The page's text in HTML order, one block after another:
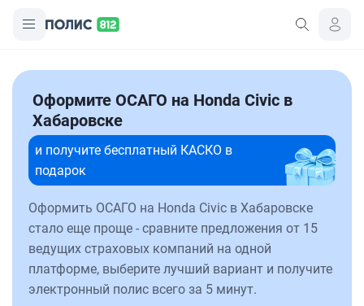
Оформите ОСАГО на Honda Civic в
Хабаровске
и получите бесплатный КАСКО в
подарок
Оформить ОСАГО на Honda Civic в Хабаровске
стало еще проще - сравните предложения от 15
ведущих страховых компаний на одной
платформе, выберите лучший вариант и получите
электронный полис всего за 5 минут.